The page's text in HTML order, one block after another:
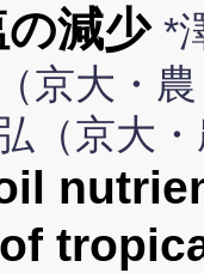
減少 *
京大・
（京大